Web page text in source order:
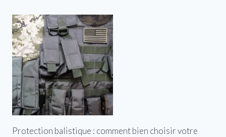
Protection balistique : comment bien choisir votre